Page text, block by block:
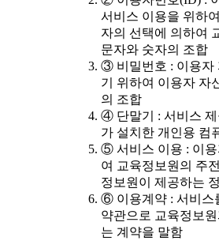
서비스 이용을 위하
자의 선택에 의하여
문자와 숫자의 조합
③ 비밀번호 : 이용자
기 위하여 이용자 자
의 조합
④ 단말기 : 서비스
가 설치한 개인용 컴
⑤ 서비스 이용 : 이
여 교육정보원의 주
정보원이 제공하는
⑥ 이용계약 : 서비스
약관으로 교육정보
는 계약을 말함